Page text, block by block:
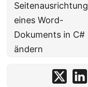
Seitenausrichtung
eines Word-
Dokuments in C#
ändern